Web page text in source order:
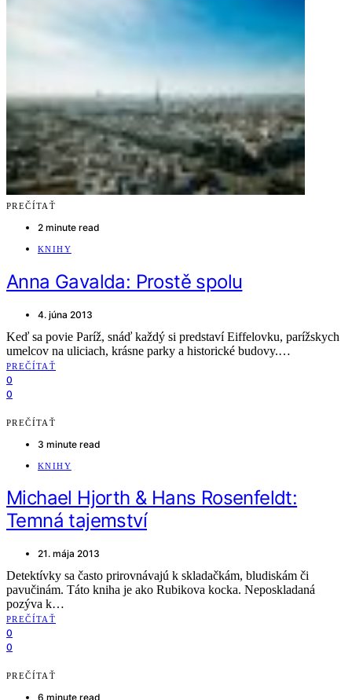
PREČÍTAŤ
2 minute read
KNIHY
Anna Gavalda: Prostě spolu
4. júna 2013
Keď sa povie Paríž, snáď každý si predstaví Eiffelovku, parížskych
umelcov na uliciach, krásne parky a historické budovy.…
PREČÍTAŤ
0
0
PREČÍTAŤ
3 minute read
KNIHY
Michael Hjorth & Hans Rosenfeldt:
Temná tajemství
21. mája 2013
Detektívky sa často prirovnávajú k skladačkám, bludiskám či
pavučinám. Táto kniha je ako Rubikova kocka. Neposkladaná
pozýva k…
PREČÍTAŤ
0
0
PREČÍTAŤ
6 minute read